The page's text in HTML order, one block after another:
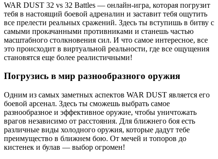
WAR DUST 32 vs 32 Battles — онлайн-игра, которая погрузит
тебя в настоящий боевой адреналин и заставит тебя ощутить
все прелести реальных сражений. Здесь ты вступишь в битву с
самыми прокачанными противниками и станешь частью
масштабного столкновения сил. И что самое интересное, все
это происходит в виртуальной реальности, где все ощущения
становятся еще более реалистичными!
Погрузись в мир разнообразного оружия
Одним из самых заметных аспектов WAR DUST является его
боевой арсенал. Здесь ты сможешь выбрать самое
разнообразное и эффективное оружие, чтобы уничтожать
врагов независимо от расстояния. Для ближнего боя есть
различные виды холодного оружия, которые дадут тебе
преимущество в ближнем бою. От мечей и топоров до
кистенек и булав — выбор огромен!